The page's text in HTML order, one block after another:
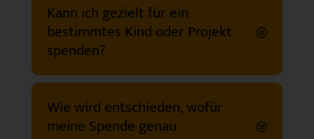
Kann ich gezielt für ein
bestimmtes Kind oder Projekt
spenden?
Wie wird entschieden, wofür
meine Spende genau